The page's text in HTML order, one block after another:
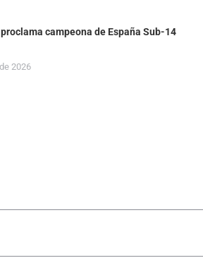
campeona de España Sub-14
2026